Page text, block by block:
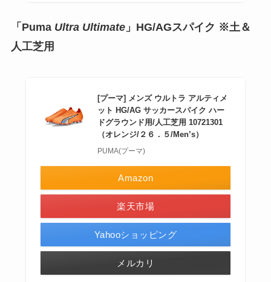
「Puma Ultra Ultimate」HG/AGスパイク ※土＆
人工芝用
[プーマ] メンズ ウルトラ アルティメ
ット HG/AG サッカースパイク ハー
ドグラウンド用/人工芝用 10721301
（オレンジ/２６．５/Men’s）
PUMA(プーマ)
Amazon
楽天市場
Yahooショッピング
メルカリ